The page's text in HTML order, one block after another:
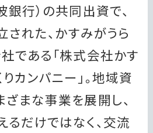
銀行）の共同出資で、
れた、かすみがうら
である「株式会社かす
カンパニー」。地域資
まな事業を展開し、
だけではなく、交流